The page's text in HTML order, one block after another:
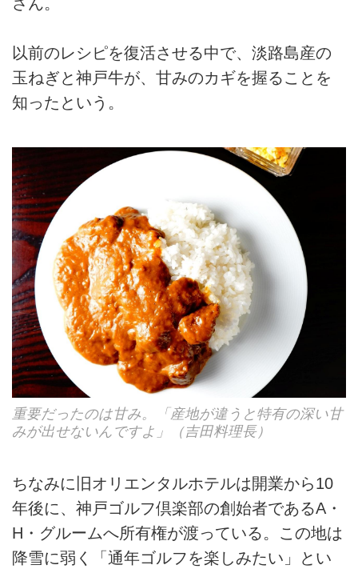
以前のレシピを復活させる中で、淡路島産の
玉ねぎと神戸牛が、甘みのカギを握ることを
知ったという。
重要だったのは甘み。「産地が違うと特有の深い甘
みが出せないんですよ」（吉田料理長）
ちなみに旧オリエンタルホテルは開業から10
年後に、神戸ゴルフ倶楽部の創始者であるA・
H・グルームへ所有権が渡っている。この地は
降雪に弱く「通年ゴルフを楽しみたい」とい